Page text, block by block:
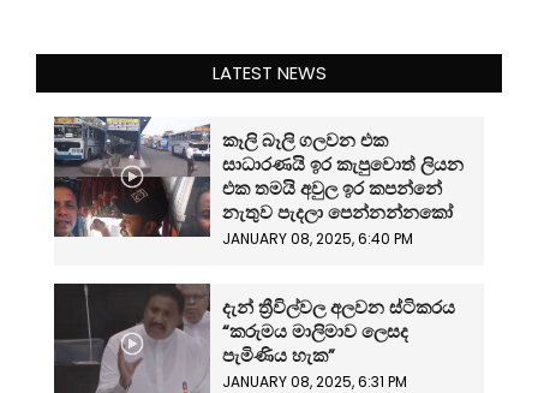
LATEST NEWS
කෑලි බෑලි ගලවන එක
සාධාරණයි ඉර කැපුවොත් ලියන
එක තමයි අවුල ඉර කපන්නේ
නැතුව පැදලා පෙන්නන්නකෝ
JANUARY 08, 2025, 6:40 PM
දැන් ත්‍රීවිල්වල අලවන ස්ටිකරය
“කරුමය මාලිමාව ලෙසද
පැමිණිය හැක”
JANUARY 08, 2025, 6:31 PM